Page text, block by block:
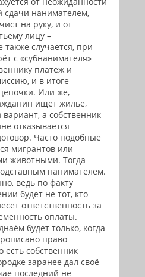
сдачи нанимателем,
на руку, и от
лицу –
также случается, при
с «субнанимателя»
платёж и
и в итоге
Или же,
ищет жильё,
а собственник
отказывается
Часто подобные
мигрантов или
животными. Тогда
нанимателем.
ведь по факту
будет не тот, кто
ответственность за
оплаты.
будет только, когда
право
есть собственник
заранее дал своё
последний не